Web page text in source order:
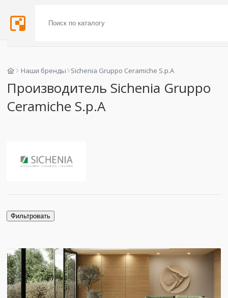
Наши бренды Sichenia Gruppo Ceramiche S.p.A
Производитель Sichenia Gruppo
Ceramiche S.p.A
Фильтровать